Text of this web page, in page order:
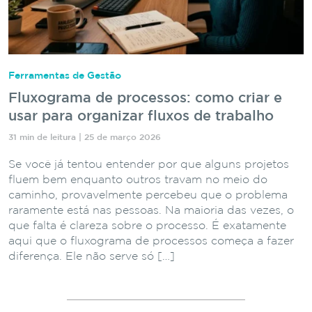
Ferramentas de Gestão
Fluxograma de processos: como criar e
usar para organizar fluxos de trabalho
31 min de leitura | 25 de março 2026
Se você já tentou entender por que alguns projetos
fluem bem enquanto outros travam no meio do
caminho, provavelmente percebeu que o problema
raramente está nas pessoas. Na maioria das vezes, o
que falta é clareza sobre o processo. É exatamente
aqui que o fluxograma de processos começa a fazer
diferença. Ele não serve só […]